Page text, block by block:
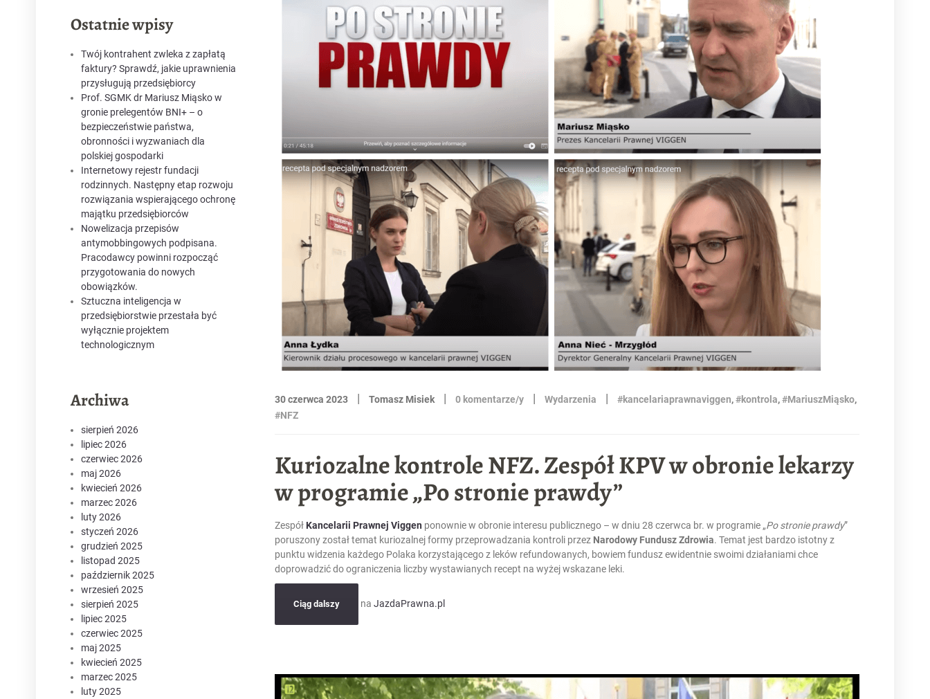
30 czerwca 2023 | Tomasz Misiek | 0 komentarze/y | Wydarzenia | #kancelariaprawnaviggen,#kontrola,#MariuszMiąsko,
#NFZ
Kuriozalne kontrole NFZ. Zespół KPV w obronie lekarzy
w programie „Po stronie prawdy”
Zespół Kancelarii Prawnej Viggen ponownie w obronie interesu publicznego – w dniu 28 czerwca br. w programie „Po stronie prawdy”
poruszony został temat kuriozalnej formy przeprowadzania kontroli przez Narodowy Fundusz Zdrowia. Temat jest bardzo istotny z
punktu widzenia każdego Polaka korzystającego z leków refundowanych, bowiem fundusz ewidentnie swoimi działaniami chce
doprowadzić do ograniczenia liczby wystawianych recept na wyżej wskazane leki.
Ciąg dalszy na JazdaPrawna.pl
Ostatnie wpisy
Twój kontrahent zwleka z zapłatą
faktury? Sprawdź, jakie uprawnienia
przysługują przedsiębiorcy
Prof. SGMK dr Mariusz Miąsko w
gronie prelegentów BNI+ – o
bezpieczeństwie państwa,
obronności i wyzwaniach dla
polskiej gospodarki
Internetowy rejestr fundacji
rodzinnych. Następny etap rozwoju
rozwiązania wspierającego ochronę
majątku przedsiębiorców
Nowelizacja przepisów
antymobbingowych podpisana.
Pracodawcy powinni rozpocząć
przygotowania do nowych
obowiązków.
Sztuczna inteligencja w
przedsiębiorstwie przestała być
wyłącznie projektem
technologicznym
Archiwa
sierpień 2026
lipiec 2026
czerwiec 2026
maj 2026
kwiecień 2026
marzec 2026
luty 2026
styczeń 2026
grudzień 2025
listopad 2025
październik 2025
wrzesień 2025
sierpień 2025
lipiec 2025
czerwiec 2025
maj 2025
kwiecień 2025
marzec 2025
luty 2025